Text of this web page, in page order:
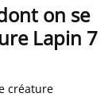
on se
Lapin 7
créature